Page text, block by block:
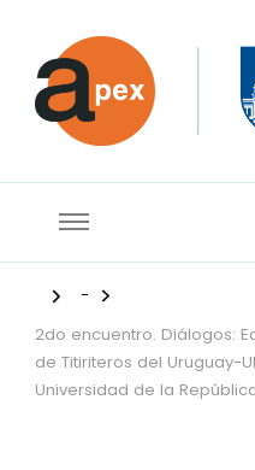
APEX
-
2do encuentro. Diálogos:
de Titiriteros del Uruguay-
Universidad de la